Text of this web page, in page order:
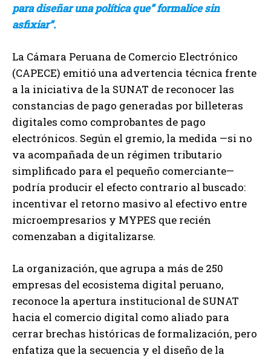
para diseñar una política que” formalice sin
asfixiar”.
La Cámara Peruana de Comercio Electrónico
(CAPECE) emitió una advertencia técnica frente
a la iniciativa de la SUNAT de reconocer las
constancias de pago generadas por billeteras
digitales como comprobantes de pago
electrónicos. Según el gremio, la medida —si no
va acompañada de un régimen tributario
simplificado para el pequeño comerciante—
podría producir el efecto contrario al buscado:
incentivar el retorno masivo al efectivo entre
microempresarios y MYPES que recién
comenzaban a digitalizarse.
La organización, que agrupa a más de 250
empresas del ecosistema digital peruano,
reconoce la apertura institucional de SUNAT
hacia el comercio digital como aliado para
cerrar brechas históricas de formalización, pero
enfatiza que la secuencia y el diseño de la